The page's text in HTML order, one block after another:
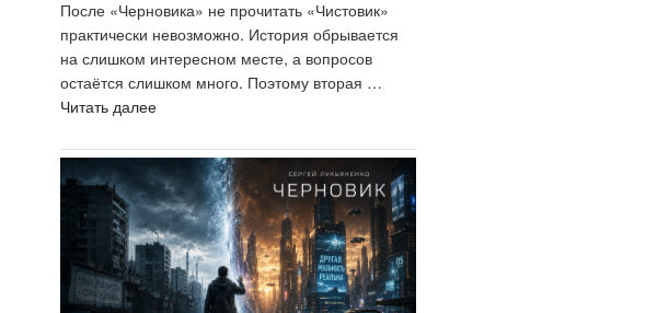
чужом
опыте»»
После «Черновика» не прочитать «Чистовик»
практически невозможно. История обрывается
на слишком интересном месте, а вопросов
остаётся слишком много. Поэтому вторая …
Читать далее««Чистовик».
столько
продолжение,
сколько
завершение
большой
идеи»